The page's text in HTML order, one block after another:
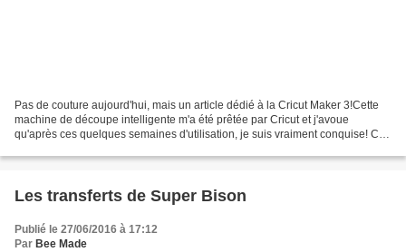
Pas de couture aujourd'hui, mais un article dédié à la Cricut Maker 3!Cette
machine de découpe intelligente m'a été prêtée par Cricut et j'avoue
qu'après ces quelques semaines d'utilisation, je suis vraiment conquise! Cet
Les transferts de Super Bison
Publié le 27/06/2016 à 17:12
Par Bee Made